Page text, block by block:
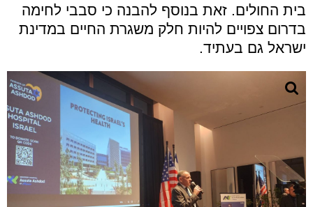
בית החולים. זאת בנוסף להבנה כי סבבי לחימה
בדרום צפויים להיות חלק משגרת החיים במדינת
ישראל גם בעתיד.